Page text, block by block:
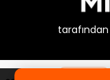
Üzgünüz,
HER ŞEY 99